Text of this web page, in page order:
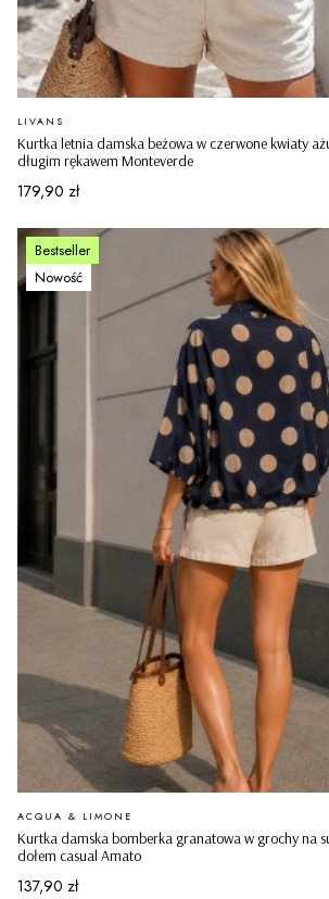
Kurtka letnia damska beżowa w czerwone kwiaty
długim rękawem Monteverde
PRODUCENT
LIVANS
Cena
179,90 zł
Bestseller
Nowość
Kurtka damska bomberka granatowa w grochy na
dołem casual Amato
PRODUCENT
ACQUA & LIMONE
Cena
137,90 zł